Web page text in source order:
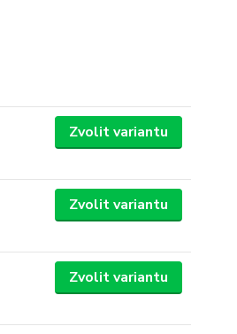
Zvolit variantu
Zvolit variantu
Zvolit variantu